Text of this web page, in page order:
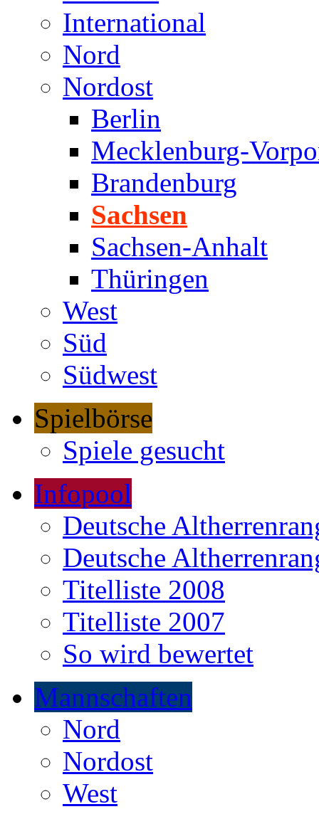
International
Nord
Nordost
Berlin
Mecklenburg-
Brandenburg
Sachsen
Sachsen-Anhalt
Thüringen
West
Süd
Südwest
Spielbörse
Spiele gesucht
Infopool
Deutsche
Deutsche
Titelliste 2008
Titelliste 2007
So wird bewertet
Mannschaften
Nord
Nordost
West